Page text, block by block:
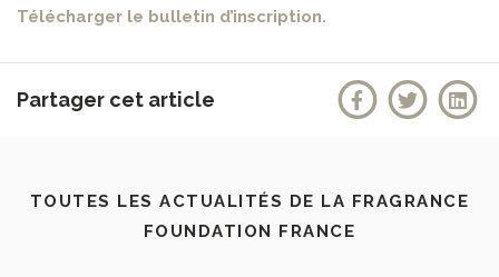
Télécharger le bulletin d’inscription.
Partager cet article
TOUTES LES ACTUALITÉS DE LA FRAGRANCE
FOUNDATION FRANCE